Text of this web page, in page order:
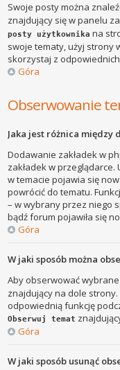
Swoje posty można
znajdujący się w panelu
posty użytkownika na
swoje tematy, użyj strony
skorzystaj z
Góra
Obserwowanie
Jaka jest różnica między
Dodawanie zakładek w
zakładek w
w temacie pojawia się
powrócić do tematu.
– w wybrany przez niego
bądź forum pojawiła się
Góra
W jaki sposób można
Aby obserwować
znajdujący na dole
odpowiednią funkcję
Obserwuj temat
Góra
W jaki sposób usunąć